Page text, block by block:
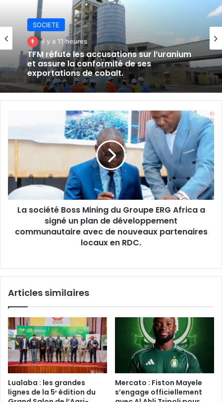
SOCIETE
il y a 11 heures
TFM réfute les accusations sur l’uranium
et assure la conformité de ses
exportations de cobalt.
SOCIETE
il y a 1 jour
Fungurume : une délégation provinciale
inspecte les chantiers avant les
prochaines inaugurations.
Mining
ERG
Africa
a
signé
plan
avec
nouveaux
en
RDC.
La société Boss Mining du Groupe ERG Africa a
signé un plan de développement
communautaire avec de nouveaux partenaires
locaux en RDC.
Articles similaires
Lualaba : les grandes
lignes de la 5ᵉ édition du
Mercato : Fiston Mayele
s’engage officiellement